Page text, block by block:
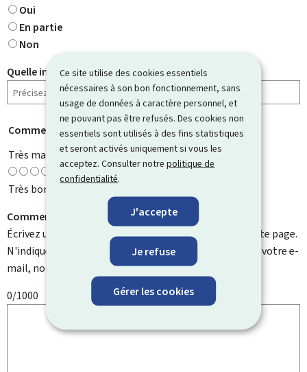
Ce site utilise des cookies essentiels
nécessaires à son bon fonctionnement, sans
usage de données à caractère personnel, et
ne pouvant pas être refusés. Des cookies non
essentiels sont utilisés à des fins statistiques
et seront activés uniquement si vous les
acceptez. Consulter notrepolitique de
confidentialité.
J'accepte
Je refuse
Gérer les cookies
Oui
En partie
Non
Quelle information cherchiez-vous ?
Comment évaluez-vous cette page ? *
Très mauvaise
Très bonne
Comment pouvons-nous l'améliorer ?
Écrivez un commentaire et aidez-nous à améliorer cette page.
N'indiquez pas d'informations personnelles telles que votre e-
mail, nom, numéro de téléphone, etc.
0/1000